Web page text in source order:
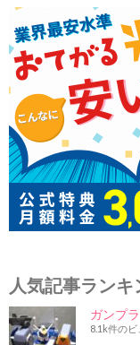
人気記事ランキ
ガンプ
8.1k件のビ